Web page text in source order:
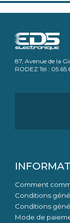
87, Avenue de la
RODEZ Tél :
Comment
Conditions
Conditions
Mode de